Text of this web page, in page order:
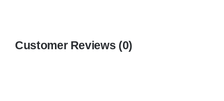
Customer Reviews (0)